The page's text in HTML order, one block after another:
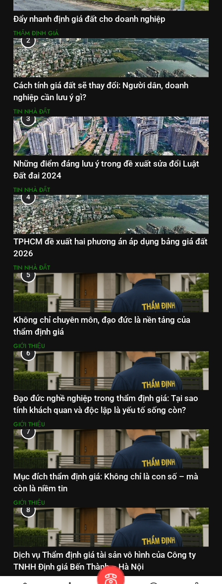
Đẩy nhanh định giá đất cho doanh nghiệp
THẨM ĐỊNH GIÁ
2
Cách tính giá đất sẽ thay đổi: Người dân, doanh
nghiệp cần lưu ý gì?
TIN NHÀ ĐẤT
3
Những điểm đáng lưu ý trong đề xuất sửa đổi Luật
Đất đai 2024
TIN NHÀ ĐẤT
4
TPHCM đề xuất hai phương án áp dụng bảng giá đất
2026
TIN NHÀ ĐẤT
5
Không chỉ chuyên môn, đạo đức là nền tảng của
thẩm định giá
GIỚI THIỆU
6
Đạo đức nghề nghiệp trong thẩm định giá: Tại sao
tính khách quan và độc lập là yếu tố sống còn?
GIỚI THIỆU
7
Mục đích thẩm định giá: Không chỉ là con số – mà
còn là niềm tin
GIỚI THIỆU
8
Dịch vụ Thẩm định giá tài sản vô hình của Công ty
TNHH Định giá Bến Thành – Hà Nội
DỊCH VỤ THẨM ĐỊNH GIÁ